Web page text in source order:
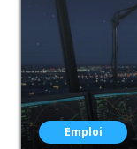
Emploi